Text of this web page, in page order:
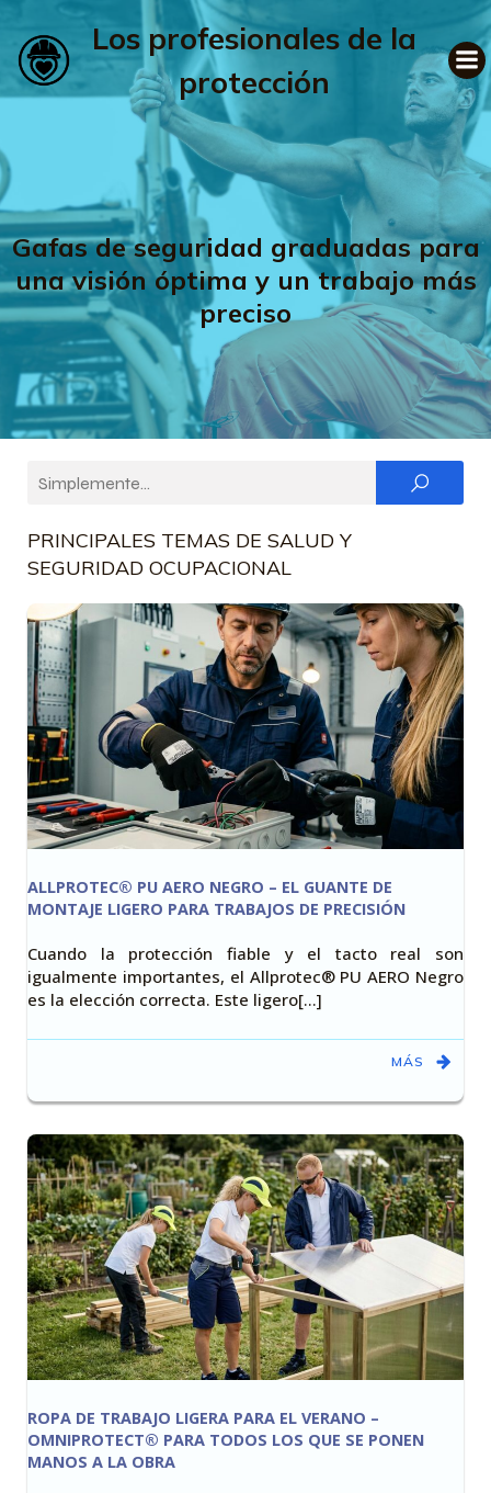
Los profesionales de la
protección
Gafas de seguridad graduadas para
una visión óptima y un trabajo más
preciso
PRINCIPALES TEMAS DE SALUD Y
SEGURIDAD OCUPACIONAL
ALLPROTEC® PU AERO NEGRO – EL GUANTE DE
MONTAJE LIGERO PARA TRABAJOS DE PRECISIÓN
Cuando la protección fiable y el tacto real son
igualmente importantes, el Allprotec® PU AERO Negro
es la elección correcta. Este ligero[…]
MÁS
ROPA DE TRABAJO LIGERA PARA EL VERANO –
OMNIPROTECT® PARA TODOS LOS QUE SE PONEN
MANOS A LA OBRA